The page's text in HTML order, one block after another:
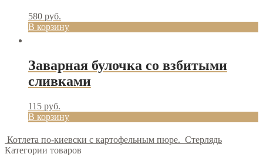
580 руб.
В корзину
Заварная булочка со взбитыми
сливками
115 руб.
В корзину
Котлета по-киевски с картофельным пюре. Стерлядь
Категории товаров